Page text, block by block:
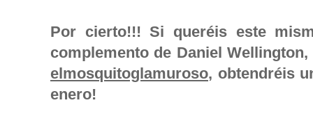
Por cierto!!! Si queréis este
complemento de Daniel
elmosquitoglamuroso, obtendréis
enero!